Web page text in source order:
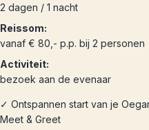
2 dagen / 1 nacht
Reissom:
vanaf € 80,- p.p. bij 2 personen
Activiteit:
bezoek aan de evenaar
✓ Ontspannen start van je
Meet & Greet